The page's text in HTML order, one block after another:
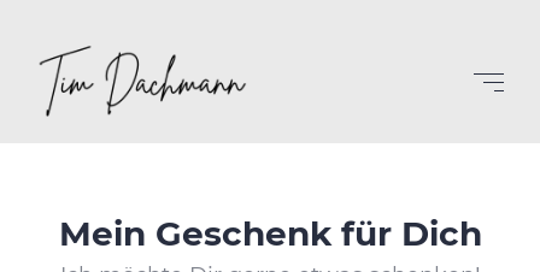
Mein Geschenk für Dich